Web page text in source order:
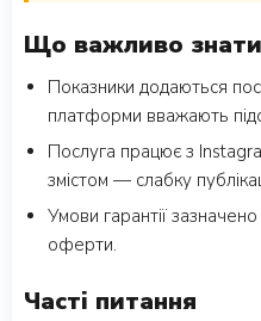
Що важливо знати
Показники додаються
платформи вважають
Послуга працює з
змістом — слабку
Умови гарантії
оферти.
Часті питання